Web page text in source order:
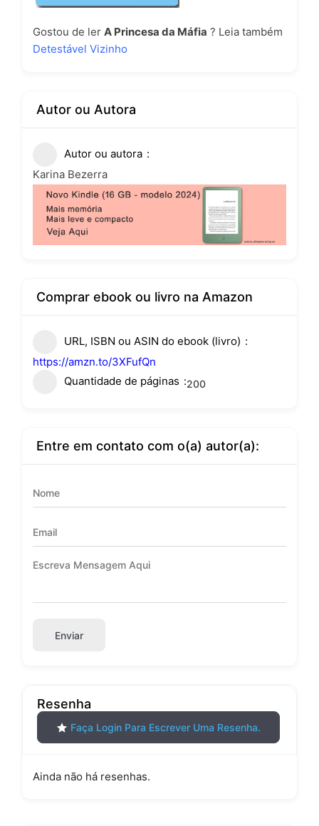
Gostou de ler A Princesa da Máfia ? Leia também
Detestável Vizinho
Autor ou Autora
Autor ou autora
Karina Bezerra
Comprar ebook ou livro na Amazon
URL, ISBN ou ASIN do ebook (livro)
https://amzn.to/3XFufQn
Quantidade de páginas
200
Entre em contato com o(a) autor(a):
Enviar
Resenha
Faça Login Para Escrever Uma Resenha.
Ainda não há resenhas.